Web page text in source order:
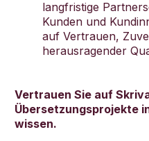
langfristige
Kunden und
auf Vertrauen,
herausragender
Vertrauen Sie auf
Übersetzungsprojekte
wissen.